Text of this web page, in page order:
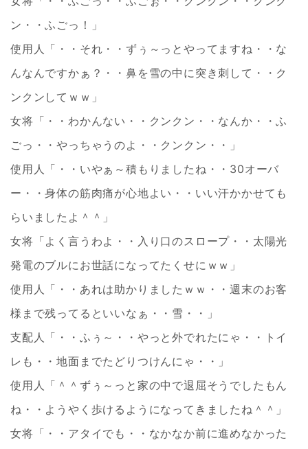
ン・・ふごっ！」
使用人「・・それ・・ずぅ～っとやってますね・・な
んなんですかぁ？・・鼻を雪の中に突き刺して・・ク
ンクンしてｗｗ」
女将「・・わかんない・・クンクン・・なんか・・ふ
ごっ・・やっちゃうのよ・・クンクン・・」
使用人「・・いやぁ～積もりましたね・・30オーバ
ー・・身体の筋肉痛が心地よい・・いい汗かかせても
らいましたよ＾＾」
女将「よく言うわよ・・入り口のスロープ・・太陽光
発電のブルにお世話になってたくせにｗｗ」
使用人「・・あれは助かりましたｗｗ・・週末のお客
様まで残ってるといいなぁ・・雪・・」
支配人「・・ふぅ～・・やっと外でれたにゃ・・トイ
レも・・地面までたどりつけんにゃ・・」
使用人「＾＾ずぅ～っと家の中で退屈そうでしたもん
ね・・ようやく歩けるようになってきましたね＾＾」
女将「・・アタイでも・・なかなか前に進めなかった